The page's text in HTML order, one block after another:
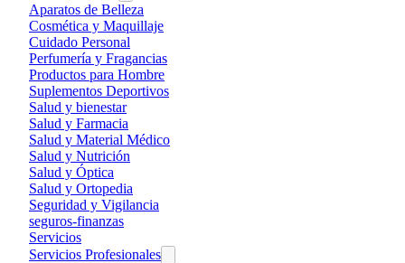
Aparatos de Belleza
Cosmética y Maquillaje
Cuidado Personal
Perfumería y Fragancias
Productos para Hombre
Suplementos Deportivos
Salud y bienestar
Salud y Farmacia
Salud y Material Médico
Salud y Nutrición
Salud y Óptica
Salud y Ortopedia
Seguridad y Vigilancia
seguros-finanzas
Servicios
Servicios Profesionales